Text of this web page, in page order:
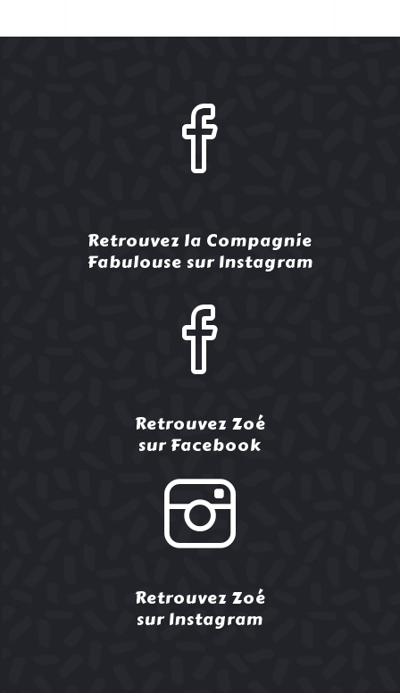
Retrouvez la Compagnie
Fabulouse sur Instagram
Retrouvez Zoé
sur Facebook
Retrouvez Zoé
sur Instagram